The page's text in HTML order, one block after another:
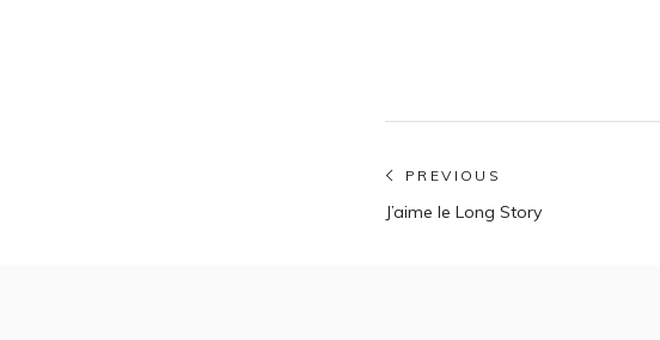
Navigation
de
PREVIOUS
Previous
J’aime le Long Story